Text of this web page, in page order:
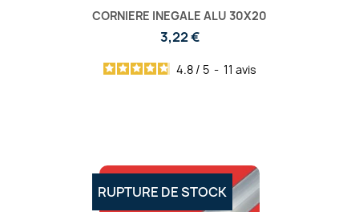
CORNIERE INEGALE ALU 30X20
3,22 €
4.8 / 5 - 11 avis
RUPTURE DE STOCK